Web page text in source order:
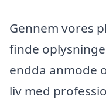
Gennem vores
finde
endda anmode
liv med